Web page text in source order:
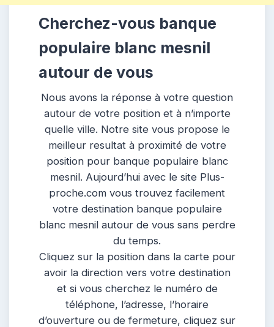
Cherchez-vous banque
populaire blanc mesnil
autour de vous
Nous avons la réponse à votre question
autour de votre position et à n’importe
quelle ville. Notre site vous propose le
meilleur resultat à proximité de votre
position pour banque populaire blanc
mesnil. Aujourd’hui avec le site Plus-
proche.com vous trouvez facilement
votre destination banque populaire
blanc mesnil autour de vous sans perdre
du temps.
Cliquez sur la position dans la carte pour
avoir la direction vers votre destination
et si vous cherchez le numéro de
téléphone, l’adresse, l’horaire
d’ouverture ou de fermeture, cliquez sur